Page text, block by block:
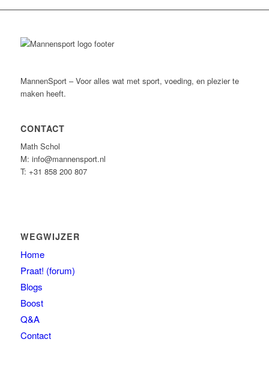
MannenSport – Voor alles wat met sport, voeding, en plezier te
maken heeft.
CONTACT
Math Schol
M: info@mannensport.nl
T: +31 858 200 807
WEGWIJZER
Home
Praat! (forum)
Blogs
Boost
Q&A
Contact